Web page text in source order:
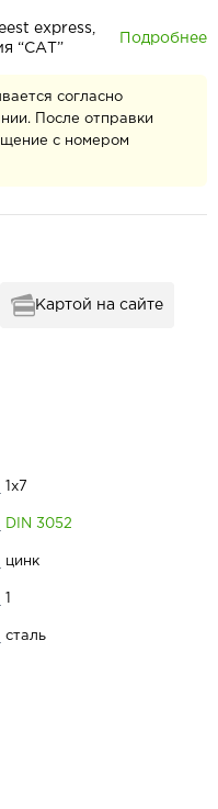
express,
“САТ”
Подробнее
согласно
После отправки
с номером
Картой на сайте
1x7
DIN 3052
цинк
сталь